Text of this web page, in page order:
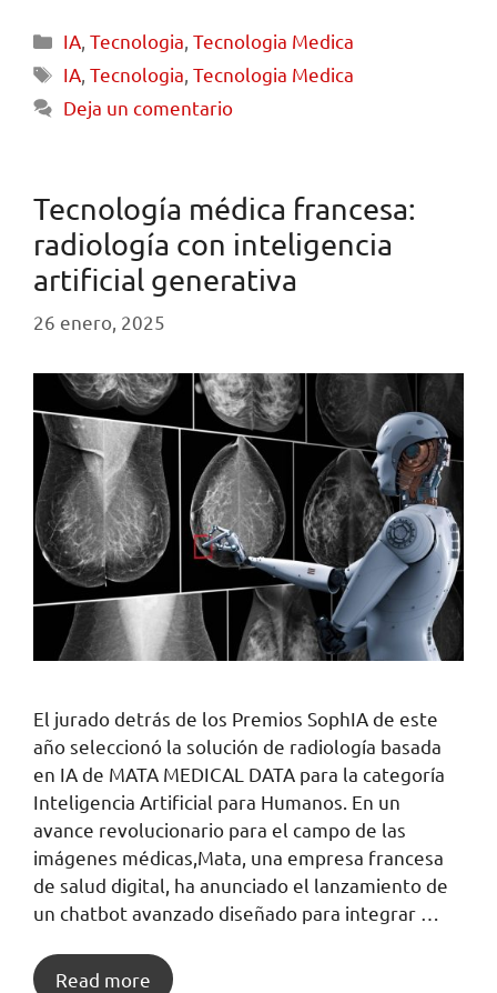
IA ,Tecnologia ,Tecnologia Medica
IA ,Tecnologia ,Tecnologia Medica
Deja un comentario
Tecnología médica francesa:
radiología con inteligencia
artificial generativa
26 enero, 2025
El jurado detrás de los Premios SophIA de este
año seleccionó la solución de radiología basada
en IA de MATA MEDICAL DATA para la categoría
Inteligencia Artificial para Humanos. En un
avance revolucionario para el campo de las
imágenes médicas,Mata, una empresa francesa
de salud digital, ha anunciado el lanzamiento de
un chatbot avanzado diseñado para integrar …
Read more